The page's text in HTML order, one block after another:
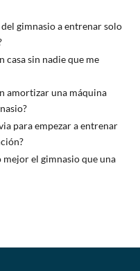
gimnasio a entrenar solo
casa sin nadie que me
amortizar una máquina
para empezar a entrenar
mejor el gimnasio que una